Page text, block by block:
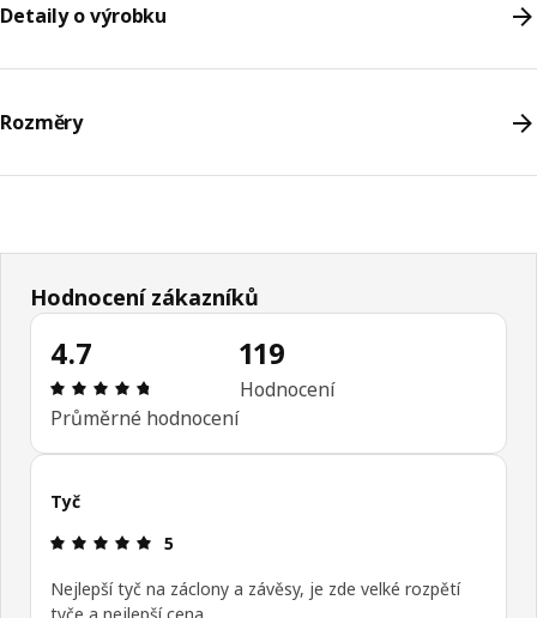
Detaily o výrobku
Rozměry
Hodnocení zákazníků
4.7
Hodnocení výrobku: 4.7 z 5 hvězdičky/hvězdiček
Průměrné hodnocení
119
Hodnocení
Tyč
Hodnocení výrobku: 5 z 5 hvězdičky/hvězdiček
5
Nejlepší tyč na záclony a závěsy, je zde velké rozpětí